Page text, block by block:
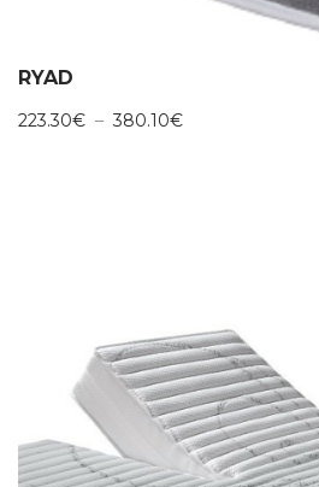
RYAD
223.30€ – 380.10€Plage